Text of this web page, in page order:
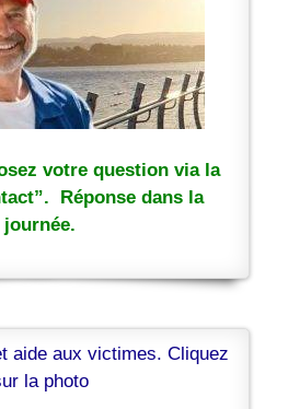
votre question via la
Réponse dans la
journée.
aide aux victimes. Cliquez
la photo